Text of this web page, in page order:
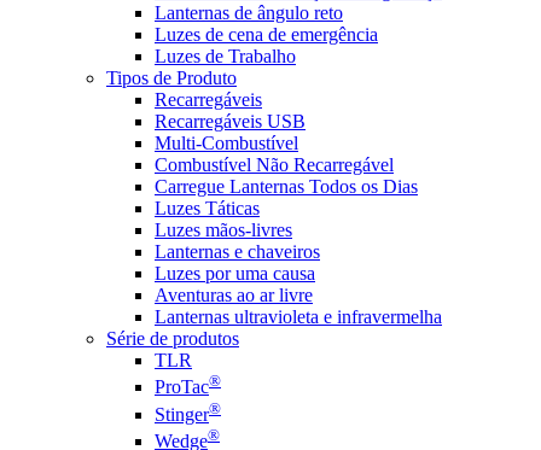
Lanternas de ângulo reto
Luzes de cena de emergência
Luzes de Trabalho
Tipos de Produto
Recarregáveis
Recarregáveis USB
Multi-Combustível
Combustível Não Recarregável
Carregue Lanternas Todos os Dias
Luzes Táticas
Luzes mãos-livres
Lanternas e chaveiros
Luzes por uma causa
Aventuras ao ar livre
Lanternas ultravioleta e infravermelha
Série de produtos
TLR
ProTac®
Stinger®
Wedge®